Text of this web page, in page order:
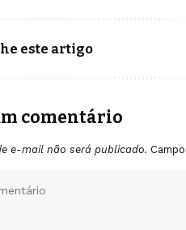
este artigo
comentário
e-mail não será publicado.